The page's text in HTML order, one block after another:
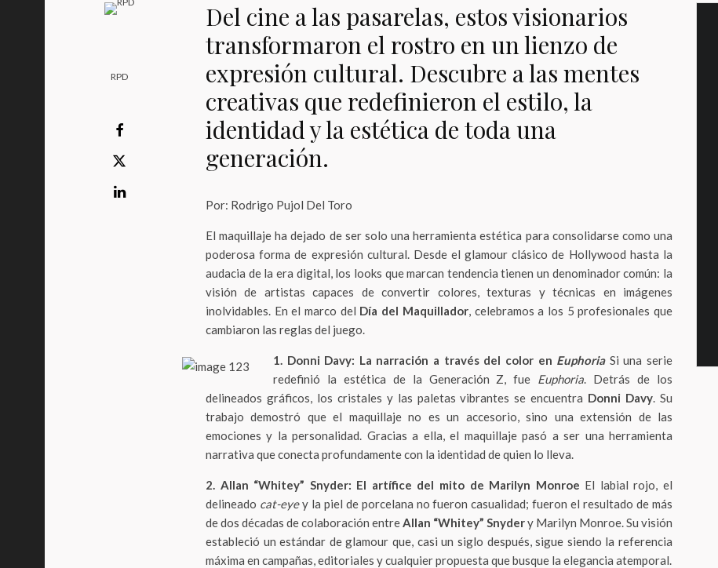
RPD
Del cine a las pasarelas, estos visionarios
transformaron el rostro en un lienzo de
expresión cultural. Descubre a las mentes
creativas que redefinieron el estilo, la
identidad y la estética de toda una
generación.
Por: Rodrigo Pujol Del Toro
El maquillaje ha dejado de ser solo una herramienta estética para consolidarse como una
poderosa forma de expresión cultural. Desde el glamour clásico de Hollywood hasta la
audacia de la era digital, los looks que marcan tendencia tienen un denominador común: la
visión de artistas capaces de convertir colores, texturas y técnicas en imágenes
inolvidables. En el marco del Día del Maquillador, celebramos a los 5 profesionales que
cambiaron las reglas del juego.
1. Donni Davy: La narración a través del color en EuphoriaSi una serie
redefinió la estética de la Generación Z, fue Euphoria. Detrás de los
delineados gráficos, los cristales y las paletas vibrantes se encuentra Donni Davy. Su
trabajo demostró que el maquillaje no es un accesorio, sino una extensión de las
emociones y la personalidad. Gracias a ella, el maquillaje pasó a ser una herramienta
narrativa que conecta profundamente con la identidad de quien lo lleva.
2. Allan “Whitey” Snyder: El artífice del mito de Marilyn Monroe El labial rojo, el
delineado cat-eyey la piel de porcelana no fueron casualidad; fueron el resultado de más
de dos décadas de colaboración entreAllan “Whitey” Snydery Marilyn Monroe. Su visión
estableció un estándar de glamour que, casi un siglo después, sigue siendo la referencia
máxima en campañas, editoriales y cualquier propuesta que busque la elegancia atemporal.